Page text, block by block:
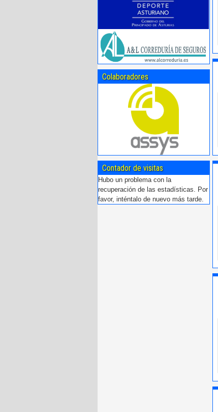
Colaboradores
Contador de visitas
Hubo un problema con la
recuperación de las estadísticas. Por
favor, inténtalo de nuevo más tarde.